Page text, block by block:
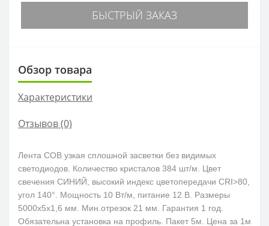
БЫСТРЫЙ ЗАКАЗ
Обзор товара
Характеристики
Отзывов (0)
Лента COB узкая сплошной засветки без видимых
светодиодов. Количество кристалов 384 шт/м. Цвет
свечения СИНИЙ, высокий индекс цветопередачи CRI>80,
угол 140°. Мощность 10 Вт/м, питание 12 В. Размеры
5000х5х1,6 мм. Мин.отрезок 21 мм. Гарантия 1 год.
Обязательна установка на профиль. Пакет 5м. Цена за 1м